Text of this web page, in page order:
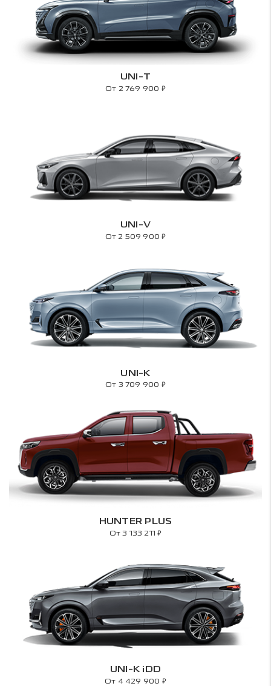
UNI-T
От 2 769 900 ₽
UNI-V
От 2 509 900₽
UNI-K
От 3 709 900 ₽
HUNTER PLUS
От 3 133 211₽
UNI-K iDD
От 4 429 900 ₽